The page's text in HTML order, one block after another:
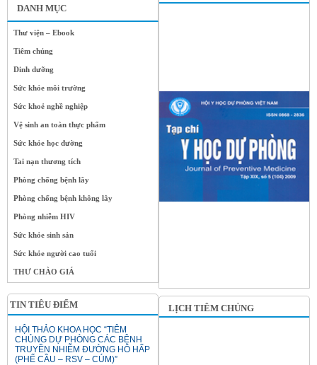
DANH MỤC
Thư viện – Ebook
Tiêm chủng
Dinh dưỡng
Sức khỏe môi trường
Sức khoẻ nghề nghiệp
Vệ sinh an toàn thực phẩm
Sức khỏe học đường
Tai nạn thương tích
Phòng chống bệnh lây
Phòng chống bệnh không lây
Phòng nhiễm HIV
Sức khỏe sinh sản
Sức khỏe người cao tuổi
THƯ CHÀO GIÁ
TIN TIÊU ĐIỂM
HỘI THẢO KHOA HỌC “TIÊM
CHỦNG DỰ PHÒNG CÁC BỆNH
TRUYỀN NHIỄM ĐƯỜNG HÔ HẤP
(PHẾ CẦU – RSV – CÚM)”
LỊCH TIÊM CHỦNG